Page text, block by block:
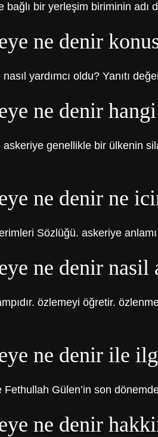
bağlı bir yerleşim biriminin adı
ne denir
nasıl yardımcı oldu? Yanıtı
ne denir
genellikle bir ülkenin
ne denir ne
Sözlüğü. askeriye
ne denir nasil
özlemeyi öğretir.
ne denir ile
Gülen’in son
ne denir